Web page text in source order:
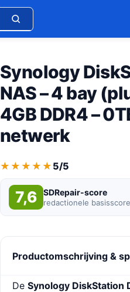
Synology
NAS – 4 bay
4GB DDR4 –
netwerk
★★★★★
★★★★★ 5/5
7,6 SDRepair-score
redactionele
Productomschrijving &
De Synology DiskStation